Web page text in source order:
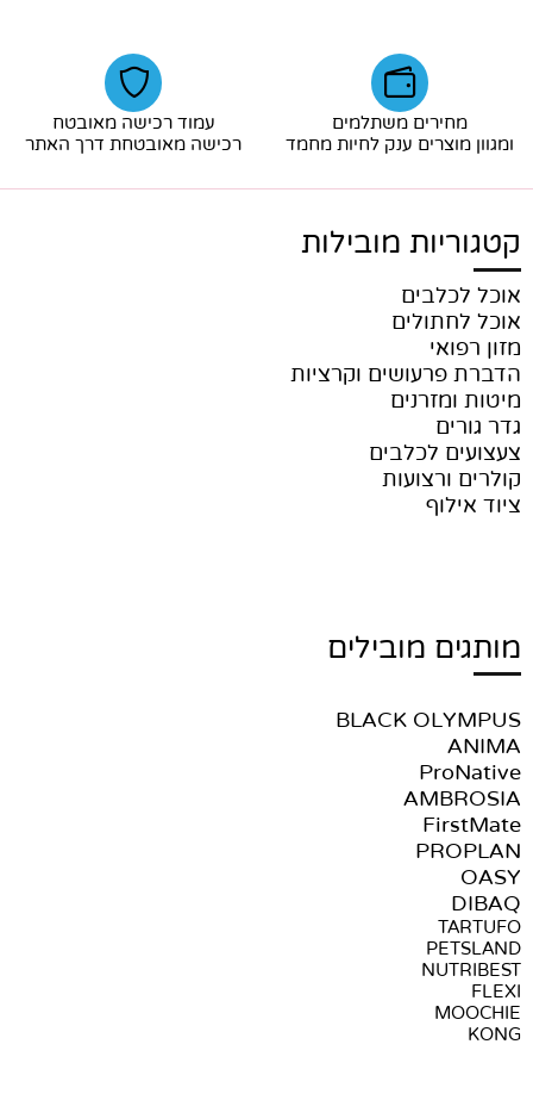
מחירים משתלמים
ומגוון מוצרים ענק לחיות מחמד
עמוד רכישה מאובטח
רכישה מאובטחת דרך האתר
קטגוריות מובילות
אוכל לכלבים
אוכל לחתולים
מזון רפואי
הדברת פרעושים וקרציות
מיטות ומזרנים
גדר גורים
צעצועים לכלבים
קולרים ורצועות
ציוד אילוף
מותגים מובילים
BLACK OLYMPUS
ANIMA
ProNative
AMBROSIA
FirstMate
PROPLAN
OASY
DIBAQ
TARTUFO
PETSLAND
NUTRIBEST
FLEXI
MOOCHIE
KONG